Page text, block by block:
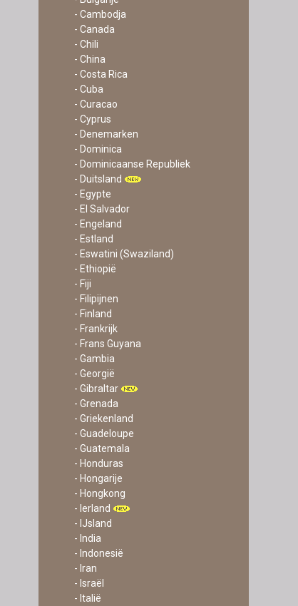
- Cambodja
- Canada
- Chili
- China
- Costa Rica
- Cuba
- Curacao
- Cyprus
- Denemarken
- Dominica
- Dominicaanse Republiek
- Duitsland
- Egypte
- El Salvador
- Engeland
- Estland
- Eswatini (Swaziland)
- Ethiopië
- Fiji
- Filipijnen
- Finland
- Frankrijk
- Frans Guyana
- Gambia
- Georgië
- Gibraltar
- Grenada
- Griekenland
- Guadeloupe
- Guatemala
- Honduras
- Hongarije
- Hongkong
- Ierland
- IJsland
- India
- Indonesië
- Iran
- Israël
- Italië